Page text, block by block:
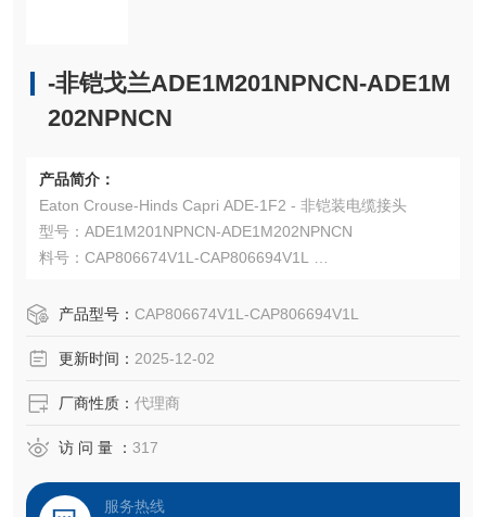
-非铠戈兰ADE1M201NPNCN-ADE1M
202NPNCN
产品简介：
Eaton Crouse-Hinds Capri ADE-1F2 - 非铠装电缆接头
型号：ADE1M201NPNCN-ADE1M202NPNCN
料号：CAP806674V1L-CAP806694V1L
阻燃和防水密封。
类型配合使用。
产品型号： CAP806674V1L-CAP806694V1L
更新时间： 2025-12-02
厂商性质： 代理商
访 问 量 ： 317
服务热线